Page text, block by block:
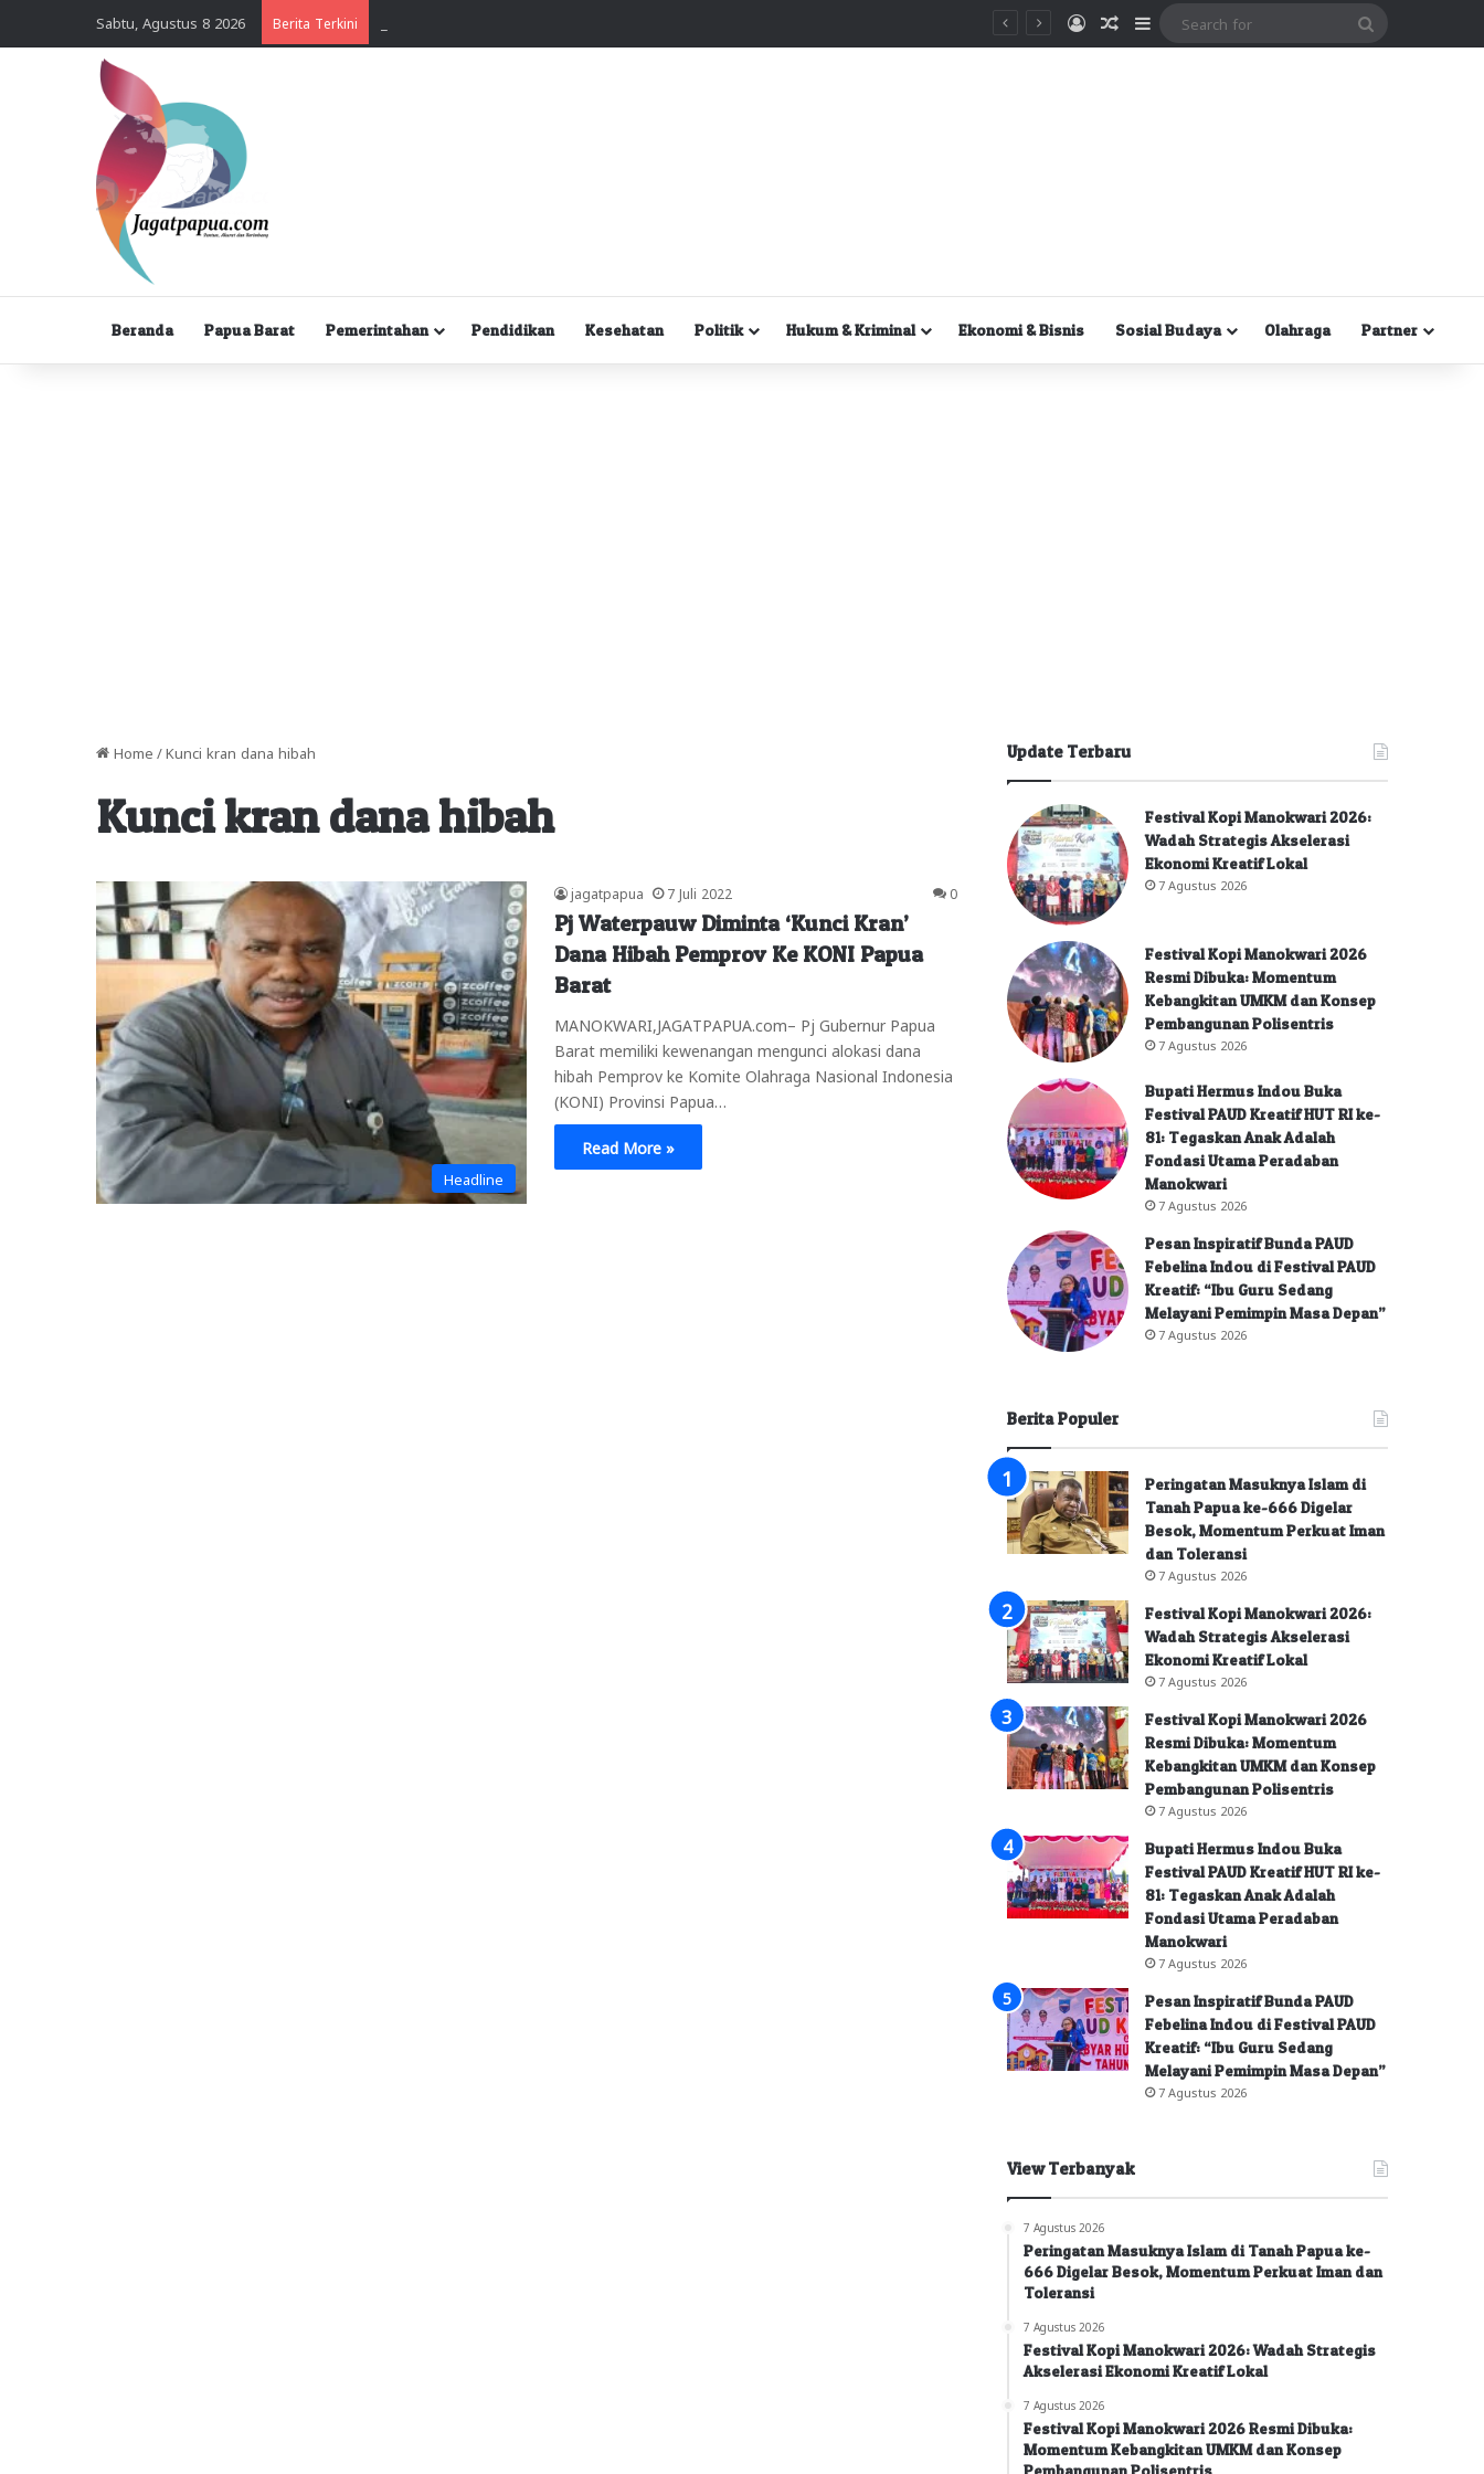
Sabtu, Agustus 8 2026 Berita Terkini MasukRandom Article
Sidebar
Beranda Papua Barat Pemerintahan Pendidikan Kesehatan Politik Hukum & Kriminal Ekonomi & Bisnis Sosial Budaya Olahraga Partner
Home / Kunci kran dana hibah
Kunci kran dana hibah
Headline
jagatpapua 7 Juli 2022 0
Pj Waterpauw Diminta ‘Kunci Kran’
Dana Hibah Pemprov Ke KONI Papua
Barat
MANOKWARI,JAGATPAPUA.com– Pj Gubernur Papua
Barat memiliki kewenangan mengunci alokasi dana
hibah Pemprov ke Komite Olahraga Nasional Indonesia
(KONI) Provinsi Papua…
Read More »
Update Terbaru
Festival Kopi Manokwari 2026:
Wadah Strategis Akselerasi
Ekonomi Kreatif Lokal
7 Agustus 2026
Festival Kopi Manokwari 2026
Resmi Dibuka: Momentum
Kebangkitan UMKM dan Konsep
Pembangunan Polisentris
7 Agustus 2026
Bupati Hermus Indou Buka
Festival PAUD Kreatif HUT RI ke-
81: Tegaskan Anak Adalah
Fondasi Utama Peradaban
Manokwari
7 Agustus 2026
Pesan Inspiratif Bunda PAUD
Febelina Indou di Festival PAUD
Kreatif: “Ibu Guru Sedang
Melayani Pemimpin Masa Depan”
7 Agustus 2026
Berita Populer
Peringatan Masuknya Islam di
Tanah Papua ke-666 Digelar
Besok, Momentum Perkuat Iman
dan Toleransi
7 Agustus 2026
Festival Kopi Manokwari 2026:
Wadah Strategis Akselerasi
Ekonomi Kreatif Lokal
7 Agustus 2026
Festival Kopi Manokwari 2026
Resmi Dibuka: Momentum
Kebangkitan UMKM dan Konsep
Pembangunan Polisentris
7 Agustus 2026
Bupati Hermus Indou Buka
Festival PAUD Kreatif HUT RI ke-
81: Tegaskan Anak Adalah
Fondasi Utama Peradaban
Manokwari
7 Agustus 2026
Pesan Inspiratif Bunda PAUD
Febelina Indou di Festival PAUD
Kreatif: “Ibu Guru Sedang
Melayani Pemimpin Masa Depan”
7 Agustus 2026
View Terbanyak
7 Agustus 2026
Peringatan Masuknya Islam di Tanah Papua ke-
666 Digelar Besok, Momentum Perkuat Iman dan
Toleransi
7 Agustus 2026
Festival Kopi Manokwari 2026: Wadah Strategis
Akselerasi Ekonomi Kreatif Lokal
7 Agustus 2026
Festival Kopi Manokwari 2026 Resmi Dibuka:
Momentum Kebangkitan UMKM dan Konsep
Pembangunan Polisentris